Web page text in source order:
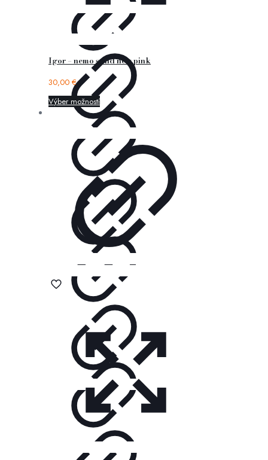
Igor – nemo solid new pink
30,00 €
Výber možností